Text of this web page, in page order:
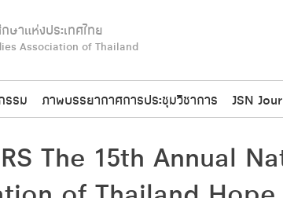
าแห่งประเทศไทย
Association of Thailand
รรม ภาพบรรยากาศการประชุมวิชาการ JSN
The 15th Annual